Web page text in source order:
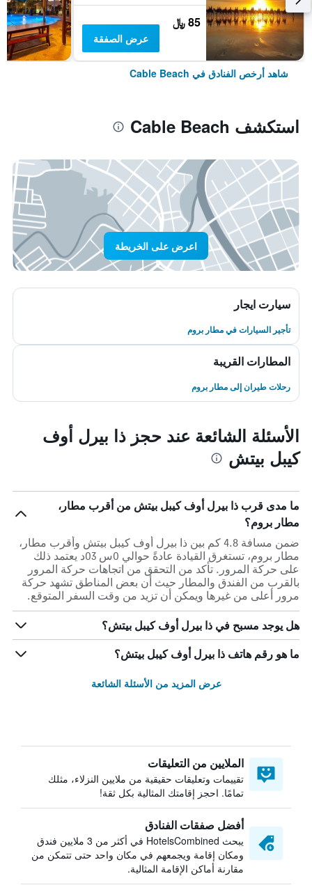
85 ﷼
عرض الصفقة
شاهد أرخص الفنادق في Cable Beach
استكشف Cable Beach
اعرض على الخريطة
سيارت ايجار
تأجير السيارات في مطار بروم
المطارات القريبة
رحلات طيران إلى مطار بروم
الأسئلة الشائعة عند حجز ذا بيرل أوف
كيبل بيتش
ما مدى قرب ذا بيرل أوف كيبل بيتش من أقرب مطار،
مطار بروم؟
ضمن مسافة 4.8 كم بين ذا بيرل أوف كيبل بيتش وأقرب مطار،
مطار بروم، تستغرق القيادة عادةً حوالي 0س 03د يعتمد ذلك
على حركة المرور. تأكد من التحقق من اتجاهات حركة المرور
بالقرب من الفندق والمطار حيث أن بعض المناطق تشهد حركة
مرور أعلى من غيرها ويمكن أن تزيد من وقت السفر المتوقع.
هل يوجد مسبح في ذا بيرل أوف كيبل بيتش؟
ما هو رقم هاتف ذا بيرل أوف كيبل بيتش؟
عرض المزيد من الأسئلة الشائعة
الملايين من التعليقات
تقييمات وتعليقات حقيقية من ملايين النزلاء، مثلك
تمامًا. احجز إقامتك المثالية بكل ثقة!
أفضل صفقات الفنادق
يبحث HotelsCombined في أكثر من 3 ملايين فندق
ومكان إقامة ويجمعهم في مكان واحد حتى تتمكن من
مقارنة أماكن الإقامة المثالية.